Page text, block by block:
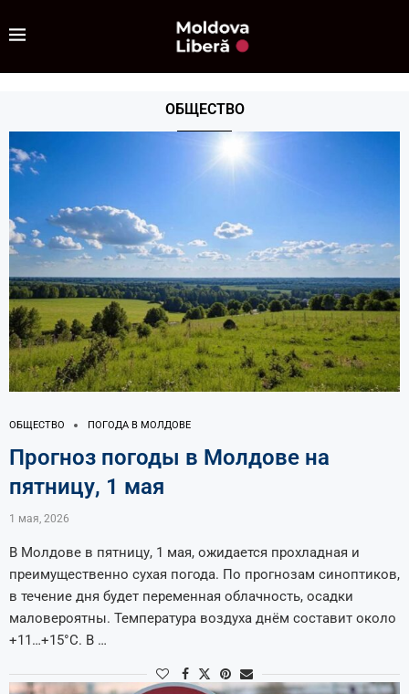
ОБЩЕСТВО
ОБЩЕСТВО ПОГОДА В МОЛДОВЕ
Прогноз погоды в Молдове на
пятницу, 1 мая
1 мая, 2026
В Молдове в пятницу, 1 мая, ожидается прохладная и
преимущественно сухая погода. По прогнозам синоптиков,
в течение дня будет переменная облачность, осадки
маловероятны. Температура воздуха днём составит около
+11…+15°C. В …